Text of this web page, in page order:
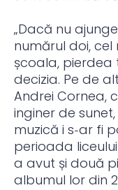
„Dacă nu
numărul doi,
școala, pierdea
decizia. Pe de
Andrei Cornea,
inginer de
muzică i s‑ar fi
perioada
a avut și două
albumul lor din